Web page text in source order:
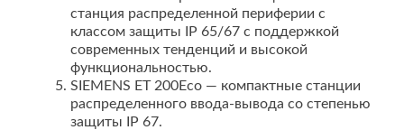
станция распределенной периферии с
классом защиты IP 65/67 с поддержкой
современных тенденций и высокой
функциональностью.
SIEMENS ET 200Eco — компактные станции
распределенного ввода-вывода со степенью
защиты IP 67.